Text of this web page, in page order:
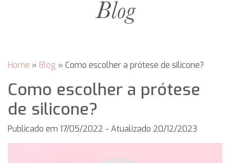
Blog
Home » Blog » Como escolher a prótese de silicone?
Como escolher a prótese
de silicone?
Publicado em 17/05/2022 - Atualizado 20/12/2023